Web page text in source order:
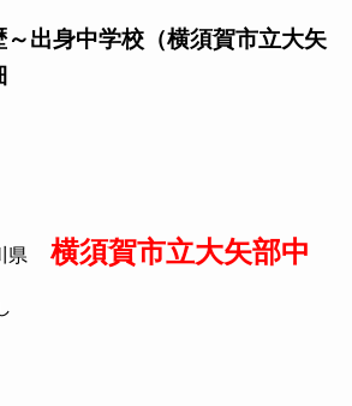
出身中学校（横須賀市立大矢
県
横須賀市立大矢部中